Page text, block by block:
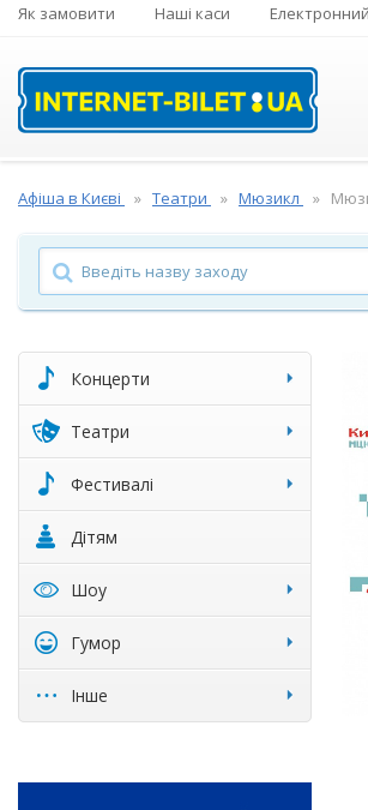
Як замовити Наші каси
Афіша в Києві Театри Мюзикл
Концерти
Театри
Фестивалі
Дітям
Шоу
Гумор
Інше